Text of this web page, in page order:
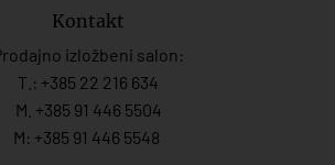
Kontakt
izložbeni salon:
T.: +385 22 216 634
M. +385 91 446 5504
M: +385 91 446 5548